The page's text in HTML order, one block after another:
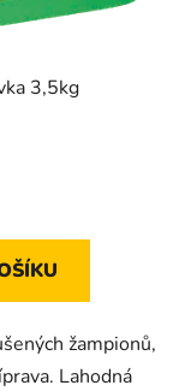
3,5kg
žampionů,
Lahodná